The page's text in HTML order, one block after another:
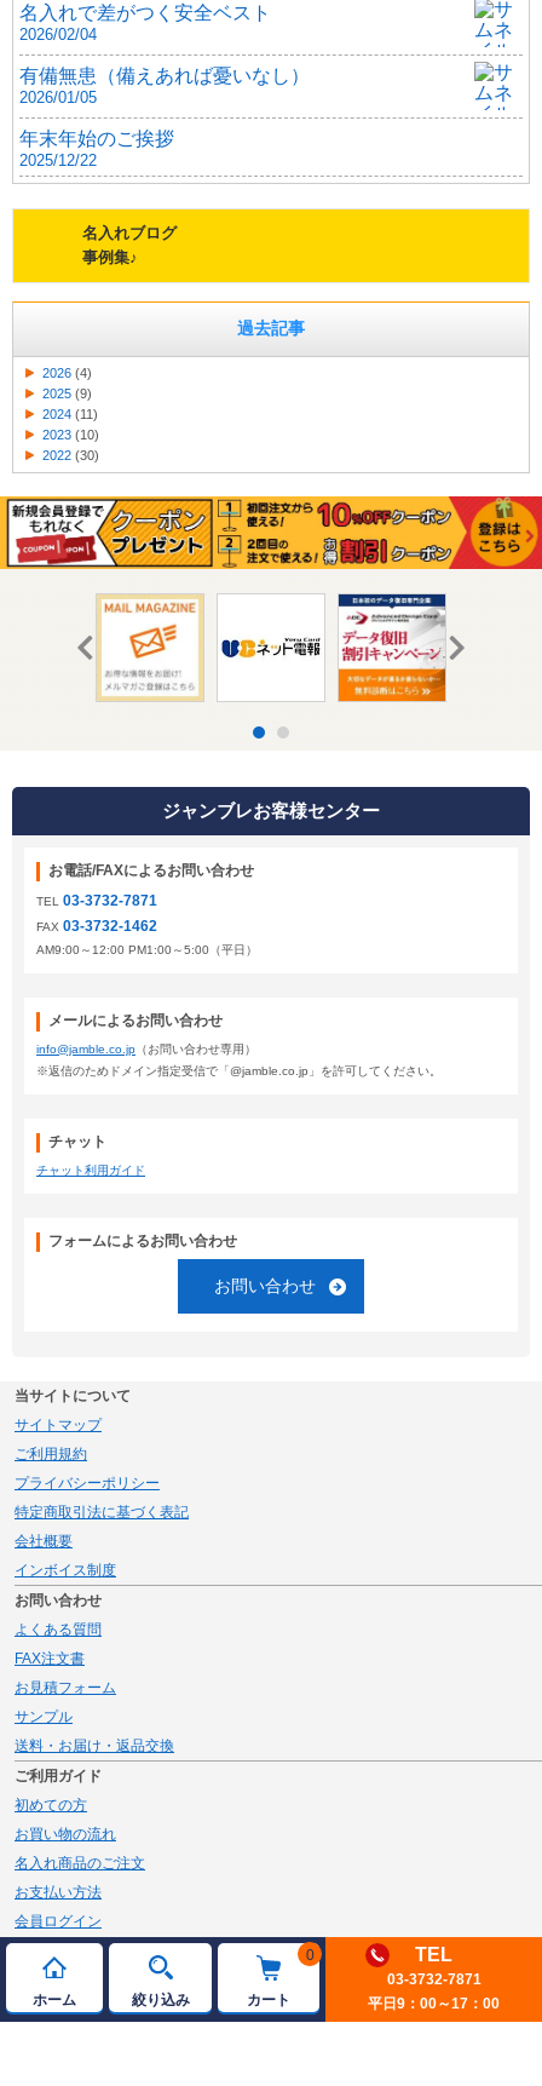
ホーム 絞り込み
0
カート
TEL
03-3732-7871
平日9：00～17：00
名入れで差がつく安全ベスト
2026/02/04
有備無患（備えあれば憂いなし）
2026/01/05
年末年始のご挨拶
2025/12/22
名入れブログ
事例集♪
過去記事
2026 (4)
2025 (9)
2024 (11)
2023 (10)
2022 (30)
ジャンブレお客様センター
お電話/FAXによるお問い合わせ
TEL 03-3732-7871
FAX 03-3732-1462
AM9:00～12:00 PM1:00～5:00（平日）
メールによるお問い合わせ
info@jamble.co.jp （お問い合わせ専用）
※返信のためドメイン指定受信で「@jamble.co.jp」を許可してください。
チャット
チャット利用ガイド
フォームによるお問い合わせ
お問い合わせ
当サイトについて
サイトマップ
ご利用規約
プライバシーポリシー
特定商取引法に基づく表記
会社概要
インボイス制度
お問い合わせ
よくある質問
FAX注文書
お見積フォーム
サンプル
送料・お届け・返品交換
ご利用ガイド
初めての方
お買い物の流れ
名入れ商品のご注文
お支払い方法
会員ログイン
メルマガ登録
新規会員登録
ページトップへ